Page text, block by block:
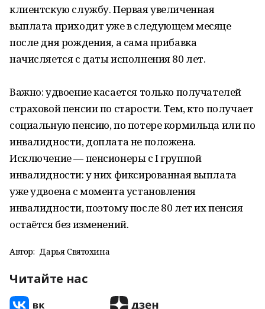
клиентскую службу. Первая увеличенная
выплата приходит уже в следующем месяце
после дня рождения, а сама прибавка
начисляется с даты исполнения 80 лет.
Важно: удвоение касается только получателей
страховой пенсии по старости. Тем, кто получает
социальную пенсию, по потере кормильца или по
инвалидности, доплата не положена.
Исключение — пенсионеры с I группой
инвалидности: у них фиксированная выплата
уже удвоена с момента установления
инвалидности, поэтому после 80 лет их пенсия
остаётся без изменений.
Автор: Дарья Святохина
Читайте нас